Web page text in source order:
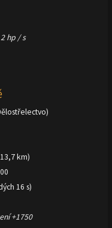
hp / s
km)
16 s)
+1750